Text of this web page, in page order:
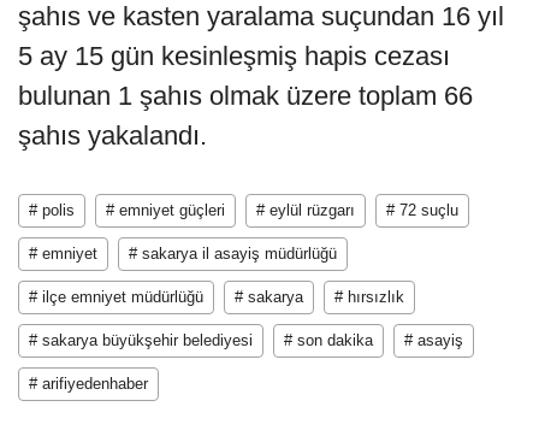
şahıs ve kasten yaralama suçundan 16 yıl
5 ay 15 gün kesinleşmiş hapis cezası
bulunan 1 şahıs olmak üzere toplam 66
şahıs yakalandı.
# polis # emniyet güçleri # eylül rüzgarı # 72 suçlu
# emniyet # sakarya il asayiş müdürlüğü
# ilçe emniyet müdürlüğü # sakarya # hırsızlık
# sakarya büyükşehir belediyesi # son dakika # asayiş
# arifiyedenhaber